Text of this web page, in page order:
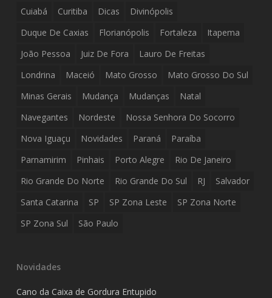
Cuiabá
Curitiba Dicas
Divinópolis
Duque De Caxias
Florianópolis Fortaleza
Itapema
João Pessoa
Juiz De Fora
Lauro De Freitas
Londrina
Maceió Mato Grosso
Mato Grosso Do Sul
Minas Gerais
Mudança Mudanças
Natal
Navegantes
Nordeste
Nossa Senhora Do Socorro
Nova Iguaçu
Novidades Paraná
Paraíba
Parnamirim
Pinhais Porto Alegre
Rio De Janeiro
Rio Grande Do Norte
Rio Grande Do Sul RJ
Salvador
Santa Catarina
SP SP Zona Leste
SP Zona Norte
SP Zona Sul
São Paulo
Novidades
Cano da Caixa de Gordura Entupido